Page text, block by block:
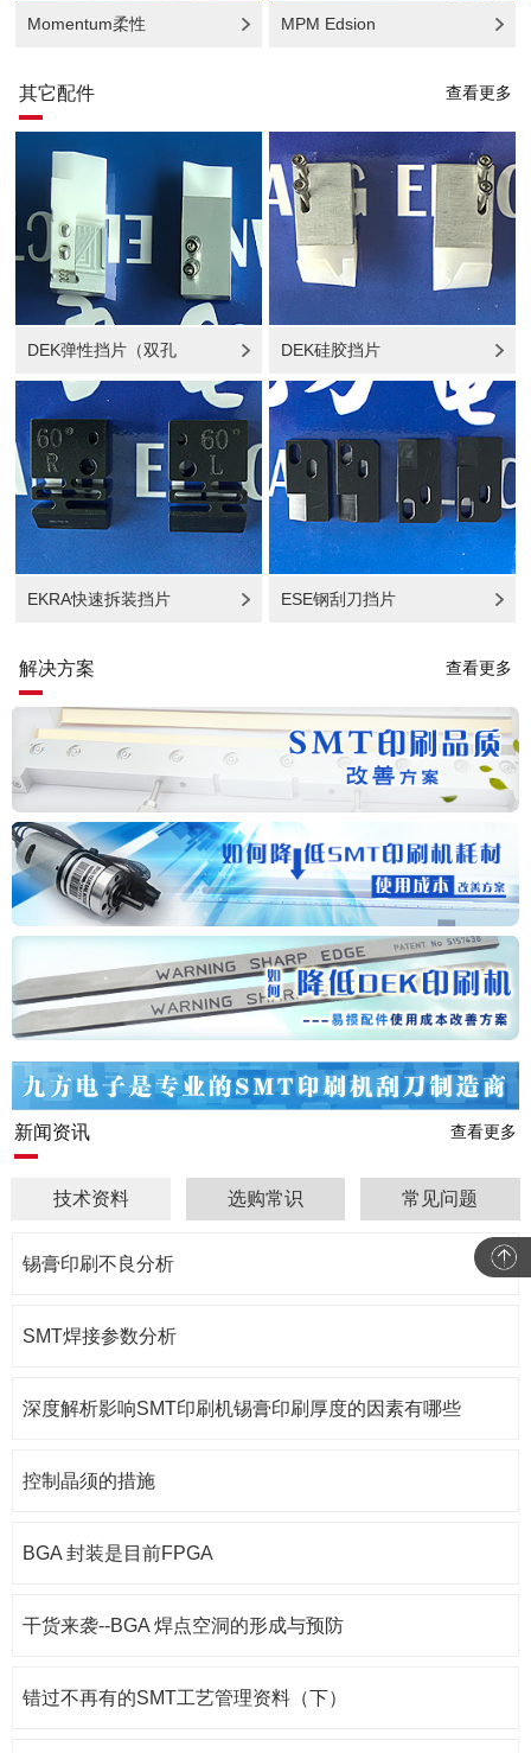
Momentum柔性 MPM Edsion
其它配件 查看更多
DEK弹性挡片（双孔 DEK硅胶挡片
EKRA快速拆装挡片 ESE钢刮刀挡片
解决方案 查看更多
新闻资讯 查看更多
技术资料 选购常识 常见问题
锡膏印刷不良分析
SMT焊接参数分析
深度解析影响SMT印刷机锡膏印刷厚度的因素有哪些
控制晶须的措施
BGA 封装是目前FPGA
干货来袭--BGA 焊点空洞的形成与预防
错过不再有的SMT工艺管理资料（下）